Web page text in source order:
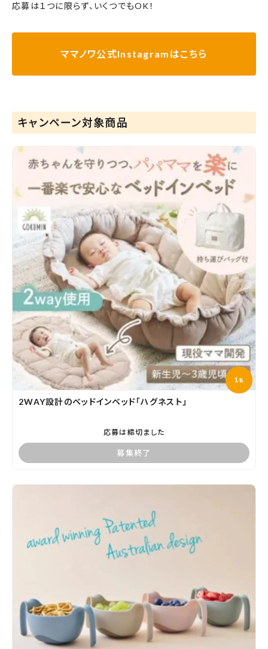
応募は１つに限らず、いくつでもOK！
ママノワ公式Instagramはこちら
キャンペーン対象商品
1名
2WAY設計のベッドインベッド「ハグネスト」
応募は締切ました
募集終了